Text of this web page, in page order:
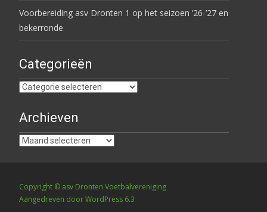
Voorbereiding asv Dronten 1 op het seizoen ’26-’27 en
bekerronde
Categorieën
Categorieën
Archieven
Archieven
Copyright © asv Dronten Voetbalvereniging
Aangedreven door WordPress 6.3